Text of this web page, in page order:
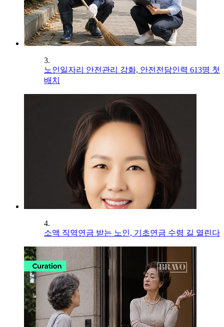
3.
노인일자리 안전관리 강화, 안전전담인력 613명 첫
배치
4.
소액 직역연금 받는 노인, 기초연금 수령 길 열린다